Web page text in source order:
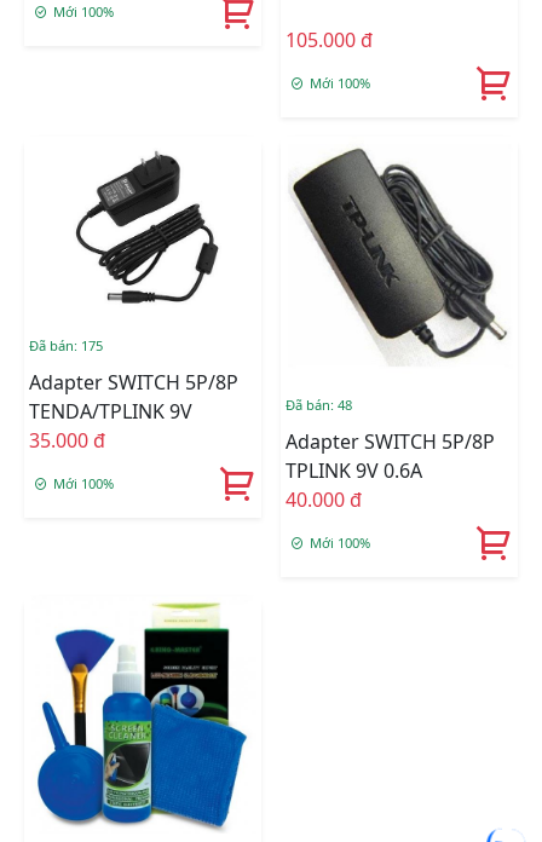
Mới 100%
105.000 đ
Mới 100%
Đã bán: 175
Adapter SWITCH 5P/8P
TENDA/TPLINK 9V
35.000 đ
Mới 100%
Đã bán: 48
Adapter SWITCH 5P/8P
TPLINK 9V 0.6A
40.000 đ
Mới 100%